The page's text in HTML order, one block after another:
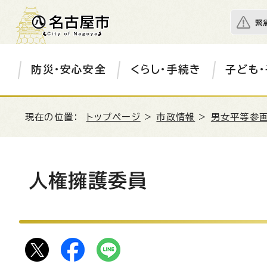
緊
防災・安心安全 くらし・手続き 子ども
現在の位置： トップページ >市政情報 > 男女平等参
人権擁護委員